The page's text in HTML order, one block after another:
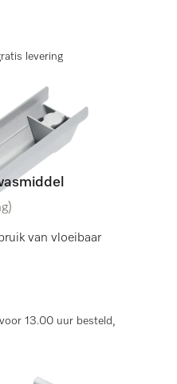
levering
van vloeibaar
13.00 uur besteld,